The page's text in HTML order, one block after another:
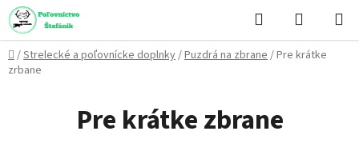
Prejsť
na
obsah
Hľadať
KOŠÍK
Domov
/Strelecké a poľovnícke doplnky/Puzdrá na zbrane/Pre krátke
zrbane
Pre krátke zbrane